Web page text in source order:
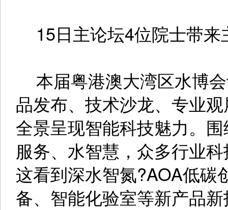
15日主论坛4位院士带来
本届粤港澳大湾区水博
品发布、技术沙龙、专业
全景呈现智能科技魅力。
服务、水智慧，众多行业
这看到深水智氮?AOA低碳
备、智能化验室等新产品